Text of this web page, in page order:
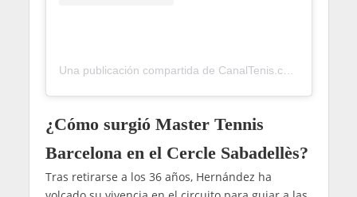
Una publicación compartida de CanalTenis.com 🎾 (@canaltenis)
¿Cómo surgió Master Tennis
Barcelona en el Cercle Sabadellès?
Tras retirarse a los 36 años, Hernández ha